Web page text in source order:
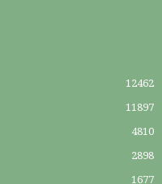
12462
11897
4810
2898
1677